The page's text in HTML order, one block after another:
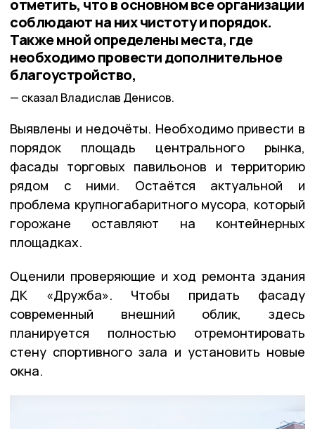
отметить, что в основном все организации
соблюдают на них чистоту и порядок.
Также мной определены места, где
необходимо провести дополнительное
благоустройство,
сказал Владислав Денисов.
Выявлены и недочёты. Необходимо привести в
порядок площадь центрального рынка,
фасады торговых павильонов и территорию
рядом с ними. Остаётся актуальной и
проблема крупногабаритного мусора, который
горожане оставляют на контейнерных
площадках.
Оценили проверяющие и ход ремонта здания
ДК «Дружба». Чтобы придать фасаду
современный внешний облик, здесь
планируется полностью отремонтировать
стену спортивного зала и установить новые
окна.